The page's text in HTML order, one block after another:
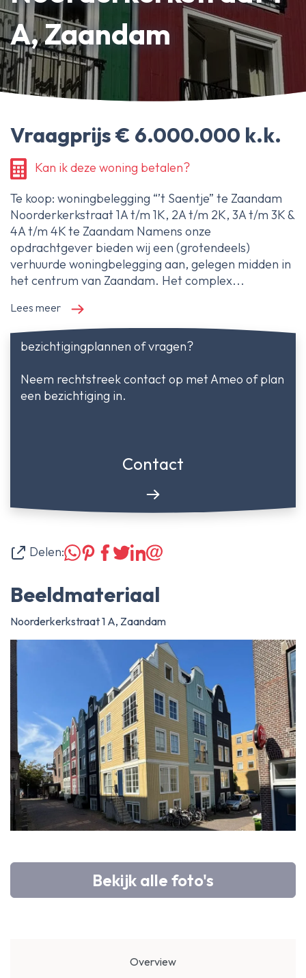
A, Zaandam
Vraagprijs € 6.000.000 k.k.
Kan ik deze woning betalen?
Te koop: woningbelegging “’t Saentje” te Zaandam
Noorderkerkstraat 1A t/m 1K, 2A t/m 2K, 3A t/m 3K &
4A t/m 4K te Zaandam Namens onze
opdrachtgever bieden wij een (grotendeels)
verhuurde woningbelegging aan, gelegen midden in
het centrum van Zaandam. Het complex...
Lees meer
bezichtigingplannen of vragen?
Neem rechtstreek contact op met Ameo of plan
een bezichtiging in.
Contact
Delen:
Beeldmateriaal
Noorderkerkstraat 1 A, Zaandam
Bekijk alle foto's
Overview
Erfpachtdeskundige
Gerechtelijke deskundige
Over Ameo makelaars
Onze reviews
Contact